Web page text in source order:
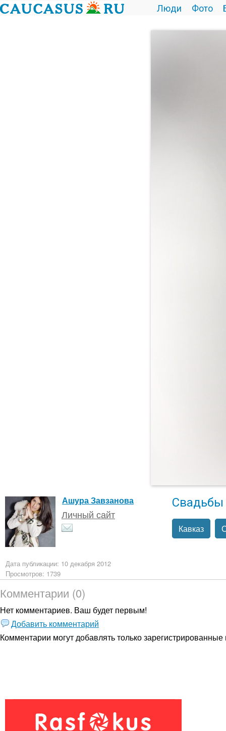
Люди Фото
Ашура Завзанова
Личный сайт
Свадьбы
Кавказ
Дата публикации: 10 декабря 2012
Просмотров: 1739
Комментарии (0)
Нет комментариев. Ваш будет первым!
Добавить комментарий
Комментарии могут добавлять толькозарегистрированные